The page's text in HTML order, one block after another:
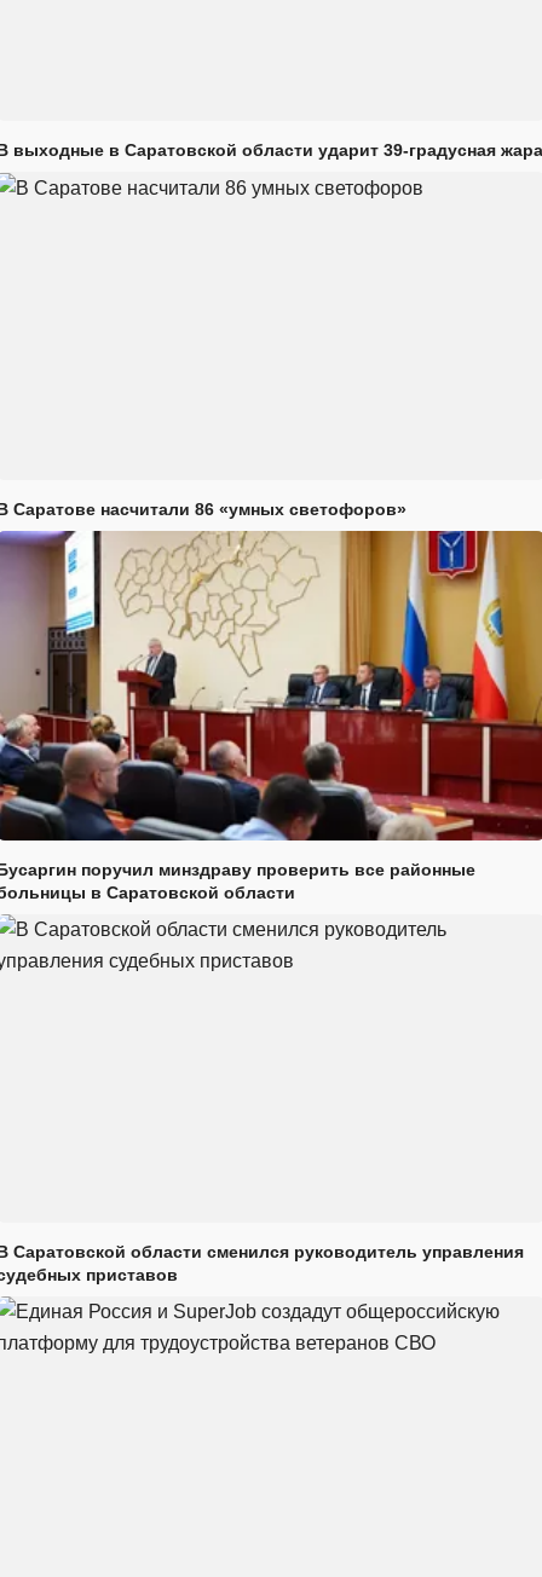
выходные в Саратовской области ударит 39-градусная жара
Саратове насчитали 86 «умных светофоров»
поручил минздраву проверить все районные
в Саратовской области
Саратовской области сменился руководитель управления
приставов